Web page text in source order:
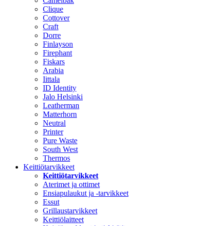
Clique
Cottover
Craft
Dorre
Finlayson
Firephant
Fiskars
Arabia
Iittala
ID Identity
Jalo Helsinki
Leatherman
Matterhorn
Neutral
Printer
Pure Waste
South West
Thermos
Keittiötarvikkeet
Keittiötarvikkeet
Aterimet ja ottimet
Ensiapulaukut ja -tarvikkeet
Essut
Grillaustarvikkeet
Keittiölaitteet